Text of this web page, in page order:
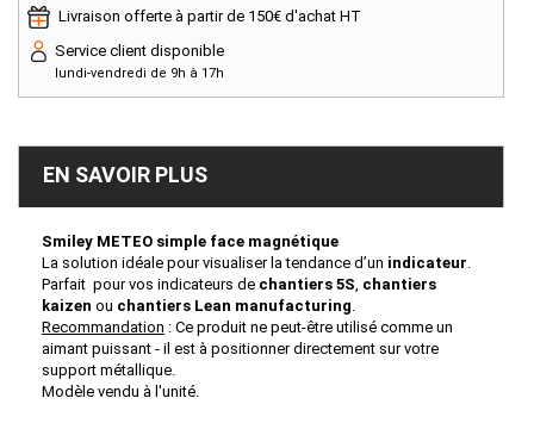
Livraison offerte à partir de 150€ d'achat HT
Service client disponible
lundi-vendredi de 9h à 17h
EN SAVOIR PLUS
Smiley METEO simple face magnétique
La solution idéale pour visualiser la tendance d’un indicateur.
Parfait pour vos indicateurs de chantiers 5S, chantiers
kaizen ou chantiers Lean manufacturing.
Recommandation : Ce produit ne peut-être utilisé comme un
aimant puissant - il est à positionner directement sur votre
support métallique.
Modèle vendu à l'unité.